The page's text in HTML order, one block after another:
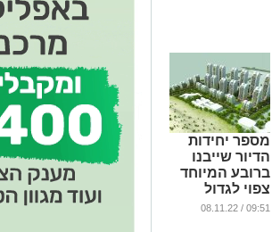
מספר יחידות
הדיור שייבנו
ברובע המיוחד
צפוי לגדול
משמעותית
09:51 / 08.11.22